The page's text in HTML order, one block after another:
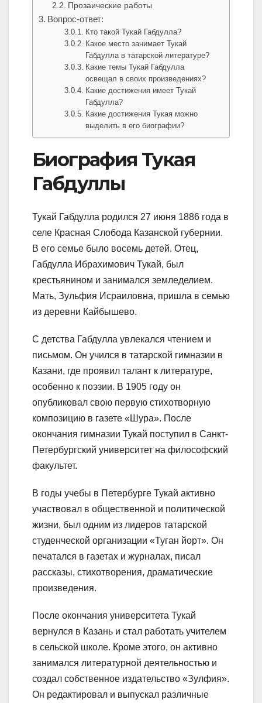
Прозаические работы
Вопрос-ответ:
Кто такой Тукай Габдулла?
Какое место занимает Тукай
Габдулла в татарской литературе?
Какие темы Тукай Габдулла
освещал в своих произведениях?
Какие достижения имеет Тукай
Габдулла?
Какие достижения Тукая можно
выделить в его биографии?
Биография Тукая
Габдуллы
Тукай Габдулла родился 27 июня 1886 года в
селе Красная Слобода Казанской губернии.
В его семье было восемь детей. Отец,
Габдулла Ибрахимович Тукай, был
крестьянином и занимался земледелием.
Мать, Зульфия Исраиловна, пришла в семью
из деревни Кайбышево.
С детства Габдулла увлекался чтением и
письмом. Он учился в татарской гимназии в
Казани, где проявил талант к литературе,
особенно к поэзии. В 1905 году он
опубликовал свою первую стихотворную
композицию в газете «Шура». После
окончания гимназии Тукай поступил в Санкт-
Петербургский университет на философский
факультет.
В годы учебы в Петербурге Тукай активно
участвовал в общественной и политической
жизни, был одним из лидеров татарской
студенческой организации «Туган йорт». Он
печатался в газетах и журналах, писал
рассказы, стихотворения, драматические
произведения.
После окончания университета Тукай
вернулся в Казань и стал работать учителем
в сельской школе. Кроме этого, он активно
занимался литературной деятельностью и
создал собственное издательство «Зулфия».
Он редактировал и выпускал различные